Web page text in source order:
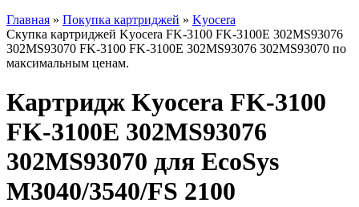
Главная » Покупка картриджей » Kyocera
Скупка картриджей Kyocera FK-3100 FK-3100E 302MS93076
302MS93070 FK-3100 FK-3100E 302MS93076 302MS93070 по
максимальным ценам.
Картридж Kyocera FK-3100
FK-3100E 302MS93076
302MS93070 для EcoSys
M3040/3540/FS 2100